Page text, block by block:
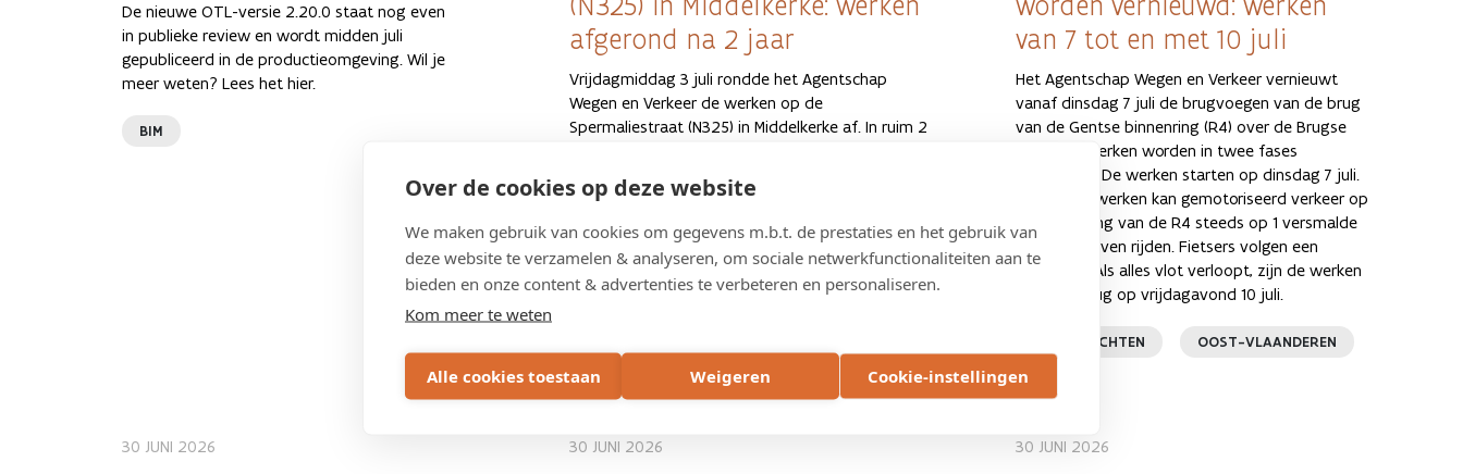
Over de cookies op deze website
We maken gebruik van cookies om gegevens m.b.t. de prestaties en het gebruik van
deze website te verzamelen & analyseren, om sociale netwerkfunctionaliteiten aan te
bieden en onze content & advertenties te verbeteren en personaliseren.
Kom meer te weten
Alle cookies toestaan Weigeren Cookie-instellingen
De nieuwe OTL-versie 2.20.0 staat nog even
in publieke review en wordt midden juli
gepubliceerd in de productieomgeving. Wil je
meer weten? Lees het hier.
BIM
afgerond na 2 jaar
Vrijdagmiddag 3 juli rondde het Agentschap
Wegen en Verkeer de werken op de
Spermaliestraat (N325) in Middelkerke af. In ruim 2
fietsveiligheid een boost met fietspaden,
fietssuggestiestroken en veilige opstel- en
oversteekplaatsen. Tot slot kreeg de weg een
grondige opknapbeurt. Op zaterdag 4 juli werd
de straat feestelijk geopend voor de
van 7 tot en met 10 juli
Het Agentschap Wegen en Verkeer vernieuwt
vanaf dinsdag 7 juli de brugvoegen van de brug
van de Gentse binnenring (R4) over de Brugse
Vaart. De werken worden in twee fases
uitgevoerd. De werken starten op dinsdag 7 juli.
Tijdens de werken kan gemotoriseerd verkeer op
de binnenring van de R4 steeds op 1 versmalde
rijstrook blijven rijden. Fietsers volgen een
omleiding. Als alles vlot verloopt, zijn de werken
achter de rug op vrijdagavond 10 juli.
PERSBERICHTEN OOST-VLAANDEREN
30 JUNI 2026 30 JUNI 2026 30 JUNI 2026